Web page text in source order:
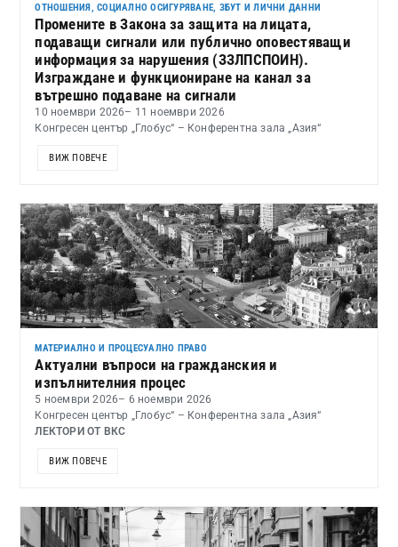
ОТНОШЕНИЯ, СОЦИАЛНО ОСИГУРЯВАНЕ, ЗБУТ И ЛИЧНИ ДАННИ
Промените в Закона за защита на лицата,
подаващи сигнали или публично оповестяващи
информация за нарушения (ЗЗЛПСПОИН).
Изграждане и функциониране на канал за
вътрешно подаване на сигнали
10 ноември 2026– 11 ноември 2026
Конгресен център „Глобус“ – Конферентна зала „Азия“
ВИЖ ПОВЕЧЕ
МАТЕРИАЛНО И ПРОЦЕСУАЛНО ПРАВО
Актуални въпроси на гражданския и
изпълнителния процес
5 ноември 2026– 6 ноември 2026
Конгресен център „Глобус“ – Конферентна зала „Азия“
ЛЕКТОРИ ОТ ВКС
ВИЖ ПОВЕЧЕ